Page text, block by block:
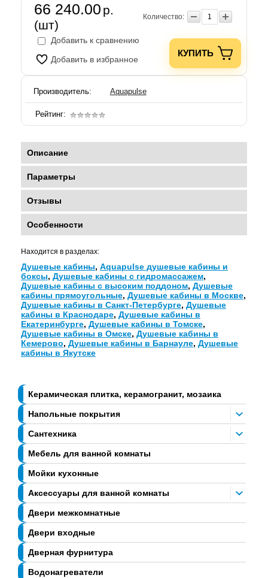
Керамическая плитка, керамогранит, мозаика
Напольные покрытия
Сантехника
Мебель для ванной комнаты
Мойки кухонные
Аксессуары для ванной комнаты
Двери межкомнатные
Двери входные
Дверная фурнитура
Водонагреватели
66 240.00 р.
(шт)
Количество:
Добавить к сравнению
Добавить в избранное
КУПИТЬ
Производитель: Aquapulse
Рейтинг:
Описание
Параметры
Отзывы
Особенности
Находится в разделах:
Душевые кабины, Aquapulse душевые кабины и
боксы, Душевые кабины с гидромассажем,
Душевые кабины с высоким поддоном, Душевые
кабины прямоугольные, Душевые кабины в Москве,
Душевые кабины в Санкт-Петербурге, Душевые
кабины в Краснодаре, Душевые кабины в
Екатеринбурге, Душевые кабины в Томске,
Душевые кабины в Омске, Душевые кабины в
Кемерово, Душевые кабины в Барнауле, Душевые
кабины в Якутске